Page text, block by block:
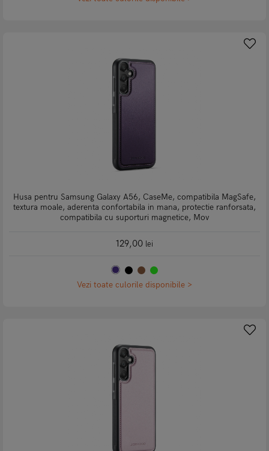
Husa pentru Samsung Galaxy A56, CaseMe, compatibila MagSafe,
textura moale, aderenta confortabila in mana, protectie ranforsata,
compatibila cu suporturi magnetice, Mov
129,00 lei
Vezi toate culorile disponibile >